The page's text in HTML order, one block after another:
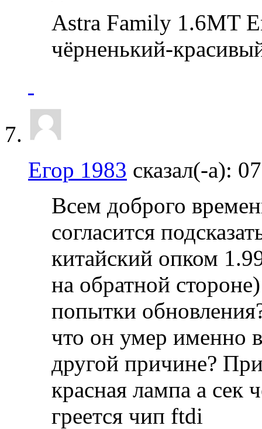
Astra Family 1.6MT
чёрненький-
Егор 1983 сказал(-а):
Всем доброго
согласится
китайский опком
на обратной
попытки
что он умер именно в
другой причине?
красная лампа а сек
греется чип ftdi